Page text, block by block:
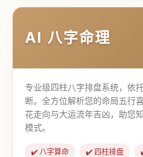
AI 八字命理
专业级四柱八字排盘系统，依
断。全方位解析您的命局五行
花走向与大运流年吉凶，助您
模式。
✔️ 八字算命 ✔️ 四柱排盘